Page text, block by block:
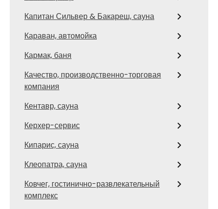
Капитан Сильвер & Бакареш, сауна
Караван, автомойка
Кармак, баня
Качество, производственно-торговая
компания
Кентавр, сауна
Керхер-сервис
Кипарис, сауна
Клеопатра, сауна
Ковчег, гостинично-развлекательный
комплекс